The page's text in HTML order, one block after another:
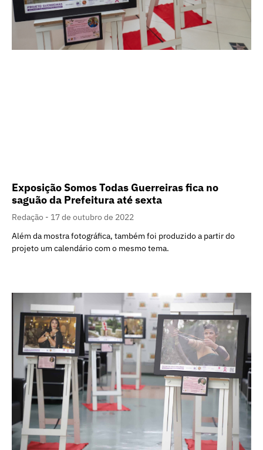
Exposição Somos Todas Guerreiras fica no
saguão da Prefeitura até sexta
Redação
17 de outubro de 2022
Além da mostra fotográfica, também foi produzido a partir do
projeto um calendário com o mesmo tema.